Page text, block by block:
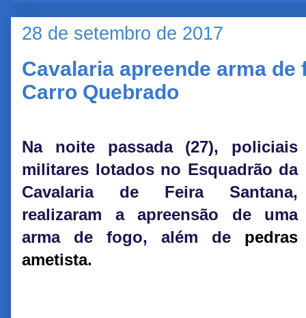
28 de setembro de 2017
Cavalaria apreende arma de
Carro Quebrado
Na noite passada (27), policiais
militares lotados no Esquadrão da
Cavalaria de Feira Santana,
realizaram a apreensão de uma
arma de fogo, além de pedras
ametista.